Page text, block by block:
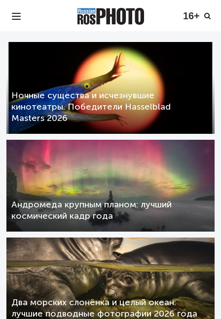
16+
Ночные существа и исчезнувшие
кинотеатры. Победители Hasselblad
Masters 2026
Андромеда крупным планом: лучший
космический кадр года
Два морских слонёнка и целый океан:
лучшие подводные фотографии 2026 года